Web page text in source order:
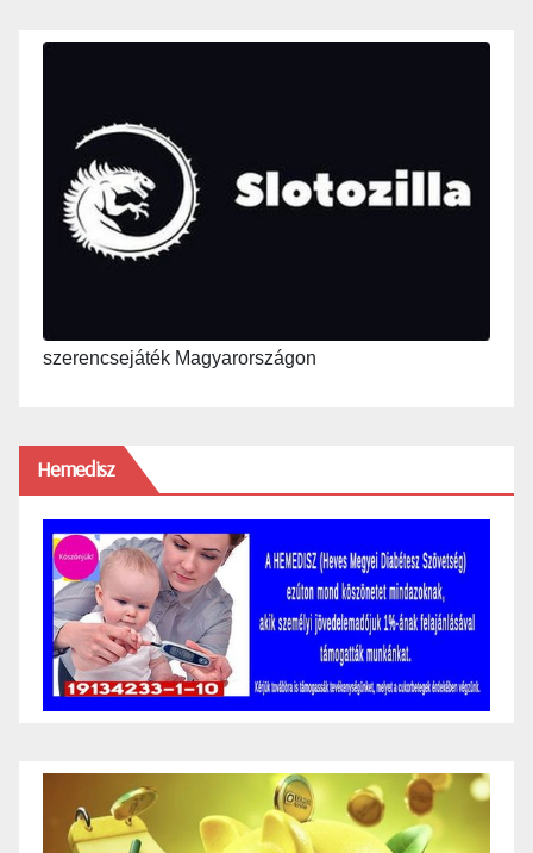
szerencsejáték Magyarországon
Hemedisz